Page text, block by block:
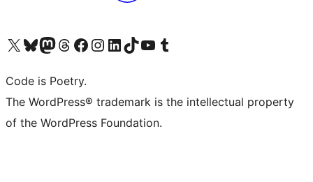
ຢ້ຽມຊົມບັນຊີ X (ຊື່ເກົ່າ Twitter) ຂອງພວກເຮົາຢ້ຽມຊົມບັນຊີ Bluesky ຂອງພວກເຮົາຢ້ຽມຊົມບັນຊີ Mastodon ຂອງພວກເຮົາຢ້ຽມຊົມບັນຊີ Threads ຂອງພວກເຮົາຢ້ຽມຊົມໜ້າ Facebook ຂອງພວກເຮົາຢ້ຽມຊົມບັນຊີ Instagram ຂອງພວກເຮົາຢ້ຽມຊົມບັນຊີ LinkedIn ຂອງພວກເຮົາຢ້ຽມຊົມບັນຊີ TikTok ຂອງພວກເຮົາຢ້ຽມຊົມຊ່ອງ YouTube ຂອງພວກເຮົາຢ້ຽມຊົມບັນຊີ Tumblr ຂອງພວກເຮົາ
Code is Poetry.
The WordPress® trademark is the intellectual property
of the WordPress Foundation.